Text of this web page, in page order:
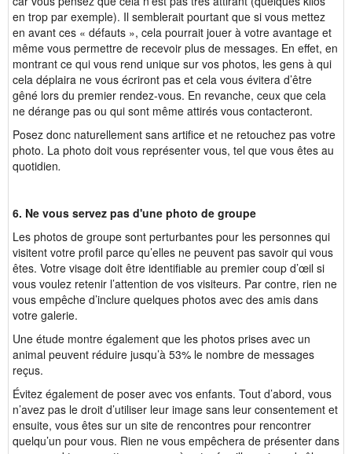
en trop par exemple). Il semblerait pourtant que si vous mettez
en avant ces « défauts », cela pourrait jouer à votre avantage et
même vous permettre de recevoir plus de messages. En effet, en
montrant ce qui vous rend unique sur vos photos, les gens à qui
cela déplaira ne vous écriront pas et cela vous évitera d’être
gêné lors du premier rendez-vous. En revanche, ceux que cela
ne dérange pas ou qui sont même attirés vous contacteront.
Posez donc naturellement sans artifice et ne retouchez pas votre
photo. La photo doit vous représenter vous, tel que vous êtes au
quotidien.
6. Ne vous servez pas d'une photo de groupe
Les photos de groupe sont perturbantes pour les personnes qui
visitent votre profil parce qu’elles ne peuvent pas savoir qui vous
êtes. Votre visage doit être identifiable au premier coup d’œil si
vous voulez retenir l’attention de vos visiteurs. Par contre, rien ne
vous empêche d’inclure quelques photos avec des amis dans
votre galerie.
Une étude montre également que les photos prises avec un
animal peuvent réduire jusqu’à 53% le nombre de messages
reçus.
Évitez également de poser avec vos enfants. Tout d’abord, vous
n’avez pas le droit d’utiliser leur image sans leur consentement et
ensuite, vous êtes sur un site de rencontres pour rencontrer
quelqu’un pour vous. Rien ne vous empêchera de présenter dans